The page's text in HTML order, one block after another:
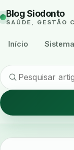
Blog Siodonto
SAÚDE, GESTÃO
Início